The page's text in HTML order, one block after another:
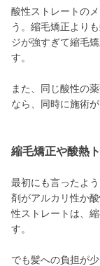
酸性ストレートの
う。縮毛矯正より
ジが強すぎて縮毛
す。
また、同じ酸性の
なら、同時に施術
縮毛矯正や酸熱
最初にも言ったよ
剤がアルカリ性か
性ストレートは、
す。
でも髪への負担が